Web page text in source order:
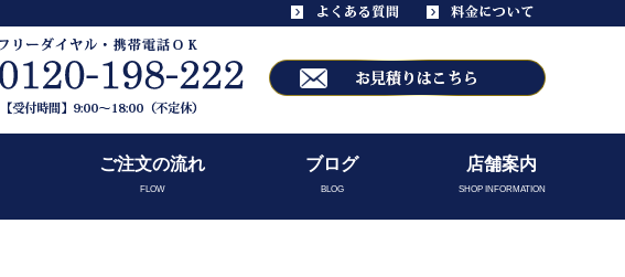
ご注文の流れ
FLOW
ブログ
BLOG
店舗案内
SHOP INFORMATION